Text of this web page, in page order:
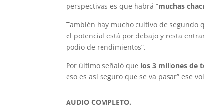
perspectivas es que habrá “muchas
También hay mucho cultivo de segundo
el potencial está por debajo y resta
podio de rendimientos”.
Por último señaló que los 3 millones de
eso es así seguro que se va pasar” ese
AUDIO COMPLETO.